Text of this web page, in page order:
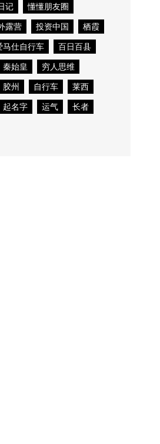
记
懂懂朋友圈
露营 投资中国
栖霞
马仕自行车
百日百县
秦始皇
穷人思维
胶州 自行车
莱西
起名字 运气
长者